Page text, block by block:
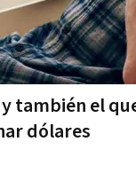
también el
dólares